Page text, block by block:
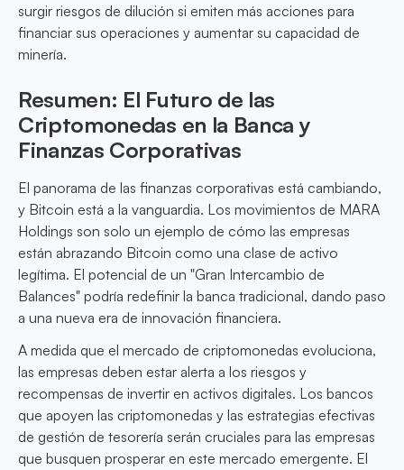
surgir riesgos de dilución si emiten más acciones para
financiar sus operaciones y aumentar su capacidad de
minería.
Resumen: El Futuro de las
Criptomonedas en la Banca y
Finanzas Corporativas
El panorama de las finanzas corporativas está cambiando,
y Bitcoin está a la vanguardia. Los movimientos de MARA
Holdings son solo un ejemplo de cómo las empresas
están abrazando Bitcoin como una clase de activo
legítima. El potencial de un "Gran Intercambio de
Balances" podría redefinir la banca tradicional, dando paso
a una nueva era de innovación financiera.
A medida que el mercado de criptomonedas evoluciona,
las empresas deben estar alerta a los riesgos y
recompensas de invertir en activos digitales. Los bancos
que apoyen las criptomonedas y las estrategias efectivas
de gestión de tesorería serán cruciales para las empresas
que busquen prosperar en este mercado emergente. El